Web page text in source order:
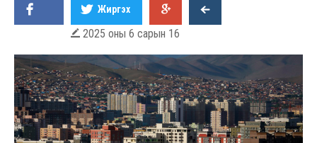
Жиргэх
 2025 оны 6 сарын 16